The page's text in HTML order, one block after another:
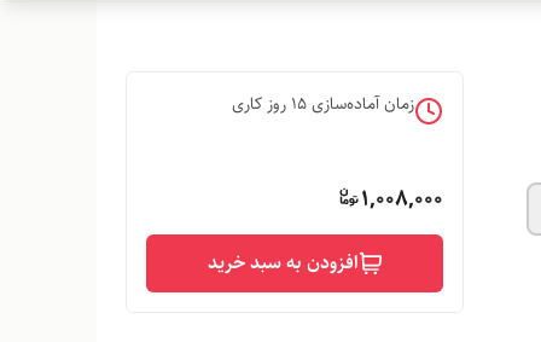
زمان آماده‌سازی15 روز کاری
1,008,000
افزودن به سبد خرید